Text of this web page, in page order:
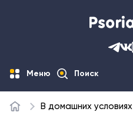
Меню Поиск
ГлавнаяВ домашних условиях